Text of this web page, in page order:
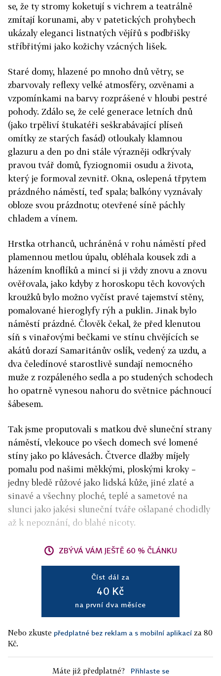
se, že ty stromy koketují s vichrem a teatrálně
zmítají korunami, aby v patetických prohybech
ukázaly eleganci listnatých vějířů s podbřišky
stříbřitými jako kožichy vzácných lišek.
Staré domy, hlazené po mnoho dnů větry, se
zbarvovaly reflexy velké atmosféry, ozvěnami a
vzpomínkami na barvy rozprášené v hloubi pestré
pohody. Zdálo se, že celé generace letních dnů
(jako trpěliví štukatéři seškrabávající plíseň
omítky ze starých fasád) otloukaly klamnou
glazuru a den po dni stále výrazněji odkrývaly
pravou tvář domů, fyziognomii osudu a života,
který je formoval zevnitř. Okna, oslepená třpytem
prázdného náměstí, teď spala; balkóny vyznávaly
obloze svou prázdnotu; otevřené síně páchly
chladem a vínem.
Hrstka otrhanců, uchráněná v rohu náměstí před
plamennou metlou úpalu, obléhala kousek zdi a
házením knoflíků a mincí si ji vždy znovu a znovu
ověřovala, jako kdyby z horoskopu těch kovových
kroužků bylo možno vyčíst pravé tajemství stěny,
pomalované hieroglyfy rýh a puklin. Jinak bylo
náměstí prázdné. Člověk čekal, že před klenutou
síň s vinařovými bečkami ve stínu chvějících se
akátů dorazí Samaritánův oslík, vedený za uzdu, a
dva čeledínové starostlivě sundají nemocného
muže z rozpáleného sedla a po studených schodech
ho opatrně vynesou nahoru do světnice páchnoucí
šábesem.
Tak jsme proputovali s matkou dvě sluneční strany
náměstí, vlekouce po všech domech své lomené
stíny jako po klávesách. Čtverce dlažby míjely
pomalu pod našimi měkkými, ploskými kroky –
jedny bledě růžové jako lidská kůže, jiné zlaté a
sinavé a všechny ploché, teplé a sametové na
slunci jako jakési sluneční tváře ošlapané chodidly
až k nepoznání, do blahé nicoty.
ZBÝVÁ VÁM JEŠTĚ 60 % ČLÁNKU
Číst dál za
40 Kč
na první dva měsíce
Nebo zkuste předplatné bez reklam a s mobilní aplikací za 80
Kč.
Máte již předplatné? Přihlaste se